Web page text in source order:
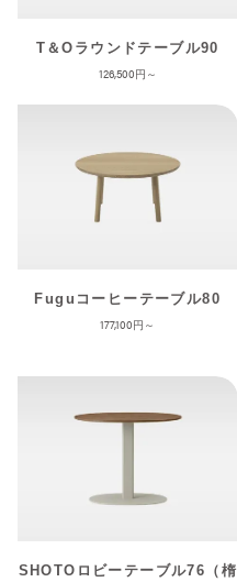
T＆Oラウンドテーブル90
126,500
Fuguコーヒーテーブル80
177,100
SHOTOロビーテーブル76（楕